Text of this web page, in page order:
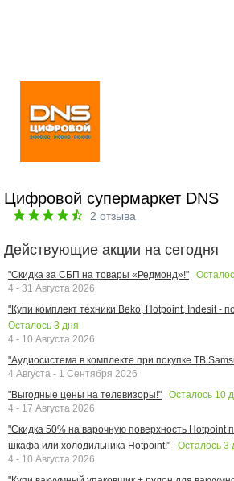
Цифровой супермаркет DNS
2 отзыва
Действующие акции на сегодня
"Скидка за СБП на товары «Редмонд»!"
4 - 31 Августа 2026
"Купи комплект техники Beko, Hotpoint, Indesit -
Осталось 3 дня
4 - 10 Августа 2026
"Аудиосистема в комплекте при покупке ТВ
4 Августа - 1 Сентября 2026
"Выгодные цены на телевизоры!"
Осталось 10
4 - 17 Августа 2026
"Скидка 50% на варочную поверхность Hotpoint
шкафа или холодильника Hotpoint!"
Осталось 3
4 - 10 Августа 2026